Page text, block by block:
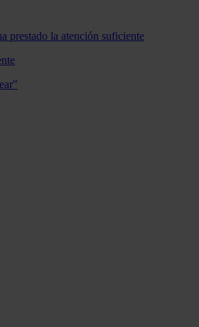
prestado la atención suficiente